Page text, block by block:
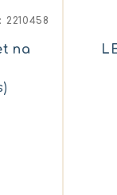
na
2210458